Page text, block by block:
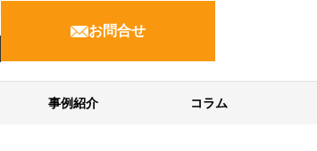
お問合せ
事例紹介 コラム